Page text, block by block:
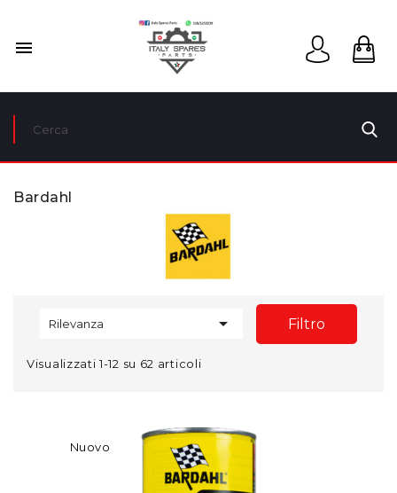

Bardahl
Rilevanza  Filtro
Visualizzati 1-12 su 62 articoli
Nuovo